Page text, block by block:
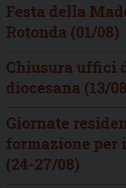
Festa della
Rotonda (01/08)
Chiusura uffici
diocesana (13/
Giornate
formazione per
(24-27/08)